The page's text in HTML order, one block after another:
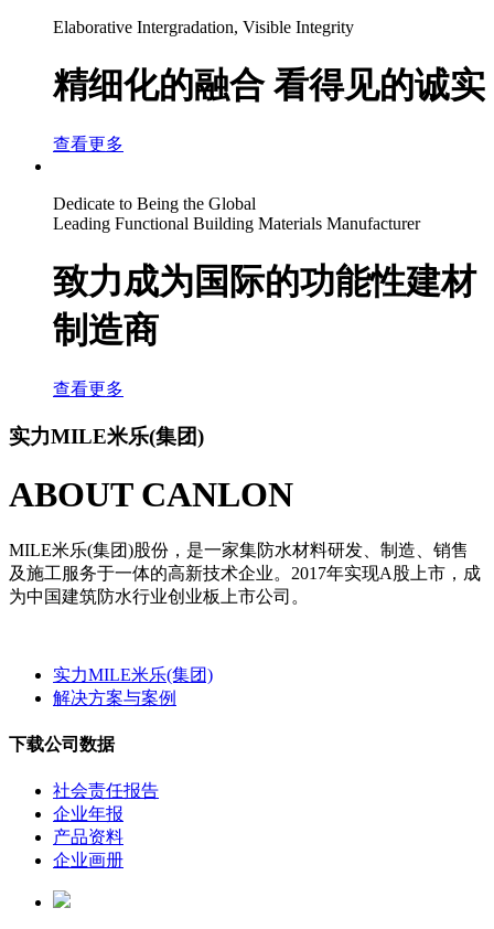
Elaborative Intergradation, Visible Integrity
精细化的融合 看得见的诚实
查看更多
Dedicate to Being the Global
Leading Functional Building Materials Manufacturer
致力成为国际的功能性建材
制造商
查看更多
实力MILE米乐(集团)
ABOUT CANLON
MILE米乐(集团)股份，是一家集防水材料研发、制造、销售
及施工服务于一体的高新技术企业。2017年实现A股上市， 成
为中国建筑防水行业创业板上市公司。
实力MILE米乐(集团)
解决方案与案例
下载公司数据
社会责任报告
企业年报
产品资料
企业画册